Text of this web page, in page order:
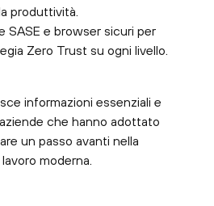
produttività.
SASE e browser sicuri per
Zero Trust su ogni livello.
informazioni essenziali e
che hanno adottato
un passo avanti nella
moderna.